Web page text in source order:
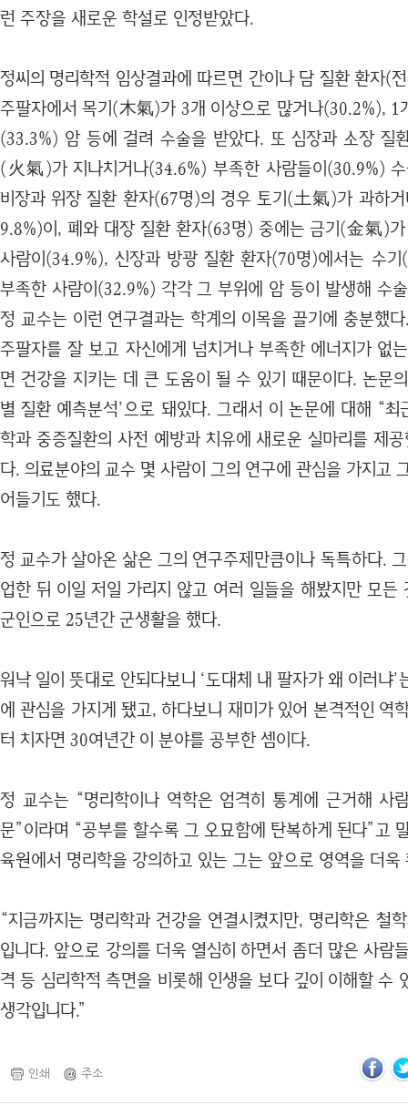
런 주장을 새로운 학설로 인정받았다.
정씨의 명리학적 임상결과에 따르면 간이나 담 질환 환자(
주팔자에서 목기(木氣)가 3개 이상으로 많거나(30.2%), 1
(33.3%) 암 등에 걸려 수술을 받았다. 또 심장과 소장 질
(火氣)가 지나치거나(34.6%) 부족한 사람들이(30.9%)
비장과 위장 질환 환자(67명)의 경우 토기(土氣)가 과하
9.8%)이, 폐와 대장 질환 환자(63명) 중에는 금기(金氣)
사람이(34.9%), 신장과 방광 질환 환자(70명)에서는 수
부족한 사람이(32.9%) 각각 그 부위에 암 등이 발생해 수
정 교수는 이런 연구결과는 학계의 이목을 끌기에 충분했
주팔자를 잘 보고 자신에게 넘치거나 부족한 에너지가 없
면 건강을 지키는 데 큰 도움이 될 수 있기 때문이다. 논문
별 질환 예측분석’으로 돼있다. 그래서 이 논문에 대해 “최
학과 중증질환의 사전 예방과 치유에 새로운 실마리를 제
다. 의료분야의 교수 몇 사람이 그의 연구에 관심을 가지고
어들기도 했다.
정 교수가 살아온 삶은 그의 연구주제만큼이나 독특하다.
업한 뒤 이일 저일 가리지 않고 여러 일들을 해봤지만 모
군인으로 25년간 군생활을 했다.
워낙 일이 뜻대로 안되다보니 ‘도대체 내 팔자가 왜 이러냐
에 관심을 가지게 됐고, 하다보니 재미가 있어 본격적인 역
터 치자면 30여년간 이 분야를 공부한 셈이다.
정 교수는 “명리학이나 역학은 엄격히 통계에 근거해 사
문”이라며 “공부를 할수록 그 오묘함에 탄복하게 된다”고
육원에서 명리학을 강의하고 있는 그는 앞으로 영역을 더욱
“지금까지는 명리학과 건강을 연결시켰지만, 명리학은 철
입니다. 앞으로 강의를 더욱 열심히 하면서 좀더 많은 사람
격 등 심리학적 측면을 비롯해 인생을 보다 깊이 이해할 수
생각입니다.”
인쇄 주소